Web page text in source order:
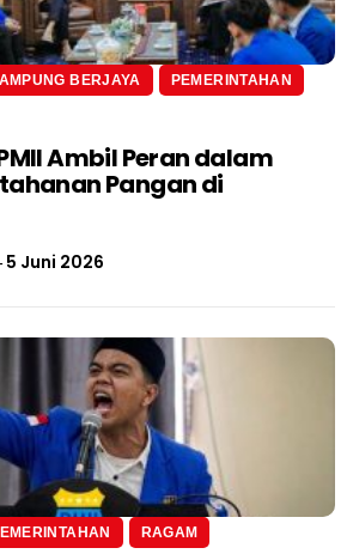
BERJAYA
PEMERINTAHAN
Ambil Peran dalam
Pangan di
5 Juni 2026
RAGAM